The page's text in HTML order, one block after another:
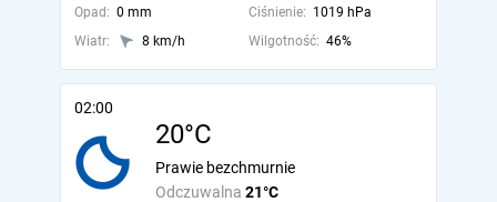
Opad: 0 mm Ciśnienie: 1019 hPa
Wiatr:
8 km/h Wilgotność: 46%
02:00
20°C
Odczuwalna 21°C
Prawie bezchmurnie